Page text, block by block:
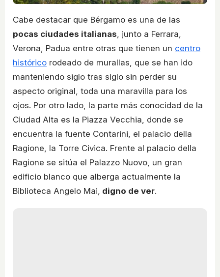
Cabe destacar que Bérgamo es una de las
pocas ciudades italianas , junto a Ferrara,
Verona, Padua entre otras que tienen un centro
histórico rodeado de murallas, que se han ido
manteniendo siglo tras siglo sin perder su
aspecto original, toda una maravilla para los
ojos. Por otro lado, la parte más conocidad de la
Ciudad Alta es la Piazza Vecchia, donde se
encuentra la fuente Contarini, el palacio della
Ragione, la Torre Civica. Frente al palacio della
Ragione se sitúa el Palazzo Nuovo, un gran
edificio blanco que alberga actualmente la
Biblioteca Angelo Mai, digno de ver.